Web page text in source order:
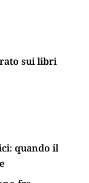
sui libri
quando il